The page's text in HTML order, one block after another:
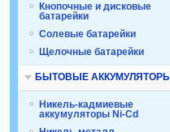
Кнопочные и дисковые
батарейки
Солевые батарейки
Щелочные батарейки
БЫТОВЫЕ АККУМУЛЯТОРЫ
Никель-кадмиевые
аккумуляторы Ni-Cd